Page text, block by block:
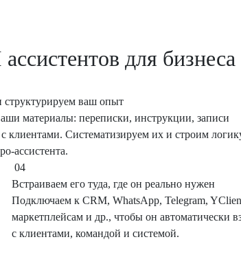
для бизнеса
структурируем ваш опыт
материалы: переписки, инструкции, записи
с клиентами. Систематизируем их и строим
ассистента.
04
Встраиваем его туда, где он реально нужен
Подключаем к CRM, WhatsApp, Telegram,
маркетплейсам и др., чтобы он автоматически
с клиентами, командой и системой.